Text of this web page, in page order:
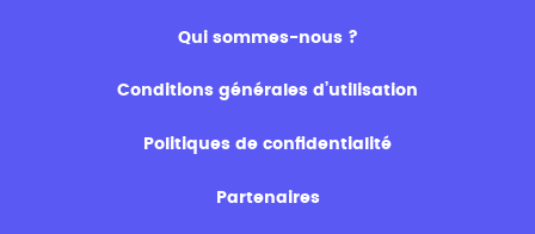
Qui sommes-nous ?
Conditions générales d’utilisation
Politiques de confidentialité
Partenaires